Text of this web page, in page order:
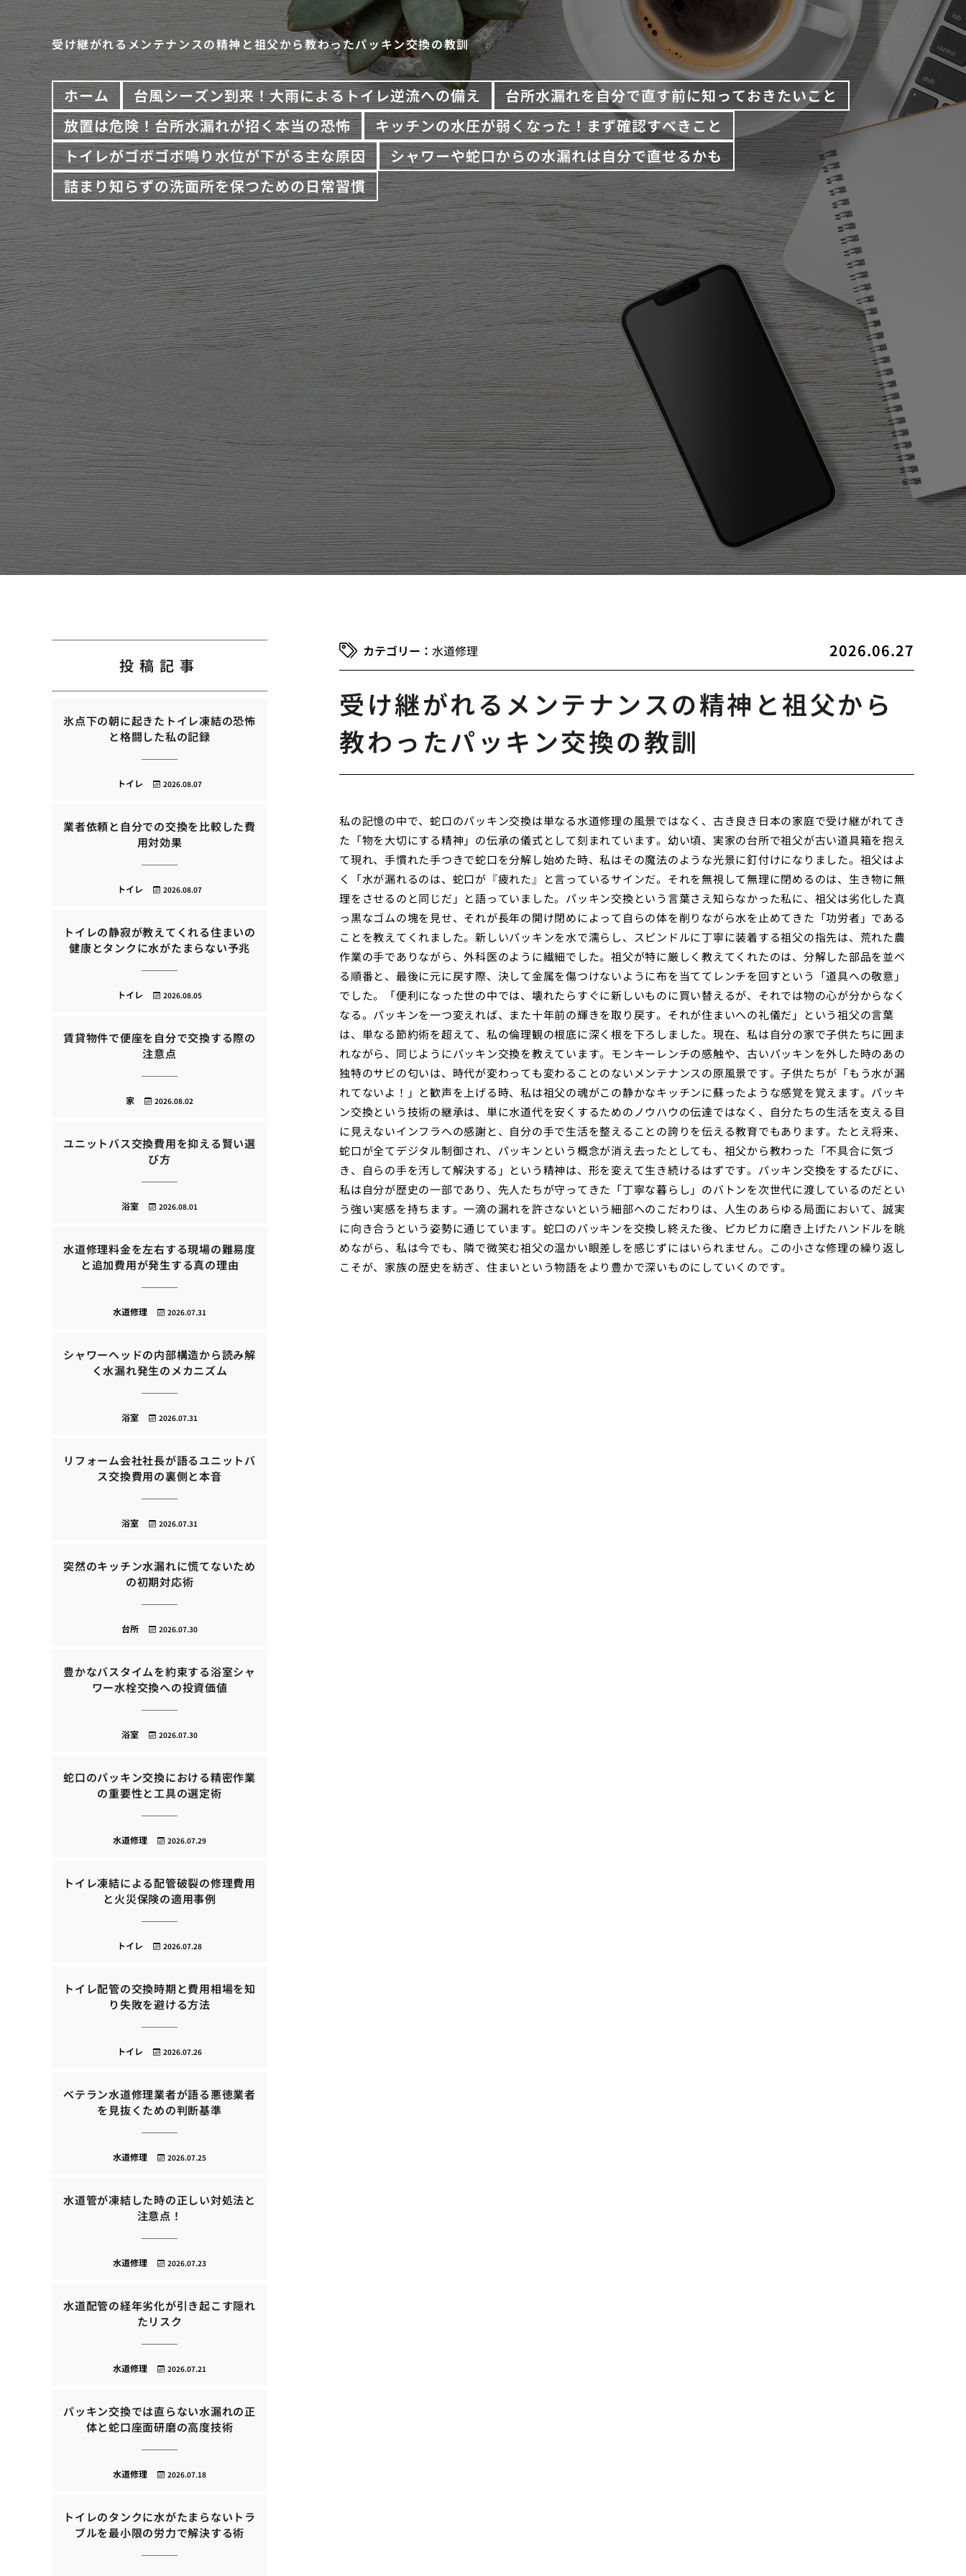
受け継がれるメンテナンスの精神と祖父から教わったパッキン交換の教訓
ホーム 台風シーズン到来！大雨によるトイレ逆流への備え
台所水漏れを自分で直す前に知っておきたいこと
放置は危険！台所水漏れが招く本当の恐怖
キッチンの水圧が弱くなった！まず確認すべきこと
トイレがゴボゴボ鳴り水位が下がる主な原因
シャワーや蛇口からの水漏れは自分で直せるかも
詰まり知らずの洗面所を保つための日常習慣
2026.06.27
水道修理
受け継がれるメンテナンスの精神と祖父から
教わったパッキン交換の教訓
私の記憶の中で、蛇口のパッキン交換は単なる水道修理の風景ではなく、古き良き日本の家庭で受け継がれてき
た「物を大切にする精神」の伝承の儀式として刻まれています。幼い頃、実家の台所で祖父が古い道具箱を抱え
て現れ、手慣れた手つきで蛇口を分解し始めた時、私はその魔法のような光景に釘付けになりました。祖父はよ
く「水が漏れるのは、蛇口が『疲れた』と言っているサインだ。それを無視して無理に閉めるのは、生き物に無
理をさせるのと同じだ」と語っていました。パッキン交換という言葉さえ知らなかった私に、祖父は劣化した真
っ黒なゴムの塊を見せ、それが長年の開け閉めによって自らの体を削りながら水を止めてきた「功労者」である
ことを教えてくれました。新しいパッキンを水で濡らし、スピンドルに丁寧に装着する祖父の指先は、荒れた農
作業の手でありながら、外科医のように繊細でした。祖父が特に厳しく教えてくれたのは、分解した部品を並べ
る順番と、最後に元に戻す際、決して金属を傷つけないように布を当ててレンチを回すという「道具への敬意」
でした。「便利になった世の中では、壊れたらすぐに新しいものに買い替えるが、それでは物の心が分からなく
なる。パッキンを一つ変えれば、また十年前の輝きを取り戻す。それが住まいへの礼儀だ」という祖父の言葉
は、単なる節約術を超えて、私の倫理観の根底に深く根を下ろしました。現在、私は自分の家で子供たちに囲ま
れながら、同じようにパッキン交換を教えています。モンキーレンチの感触や、古いパッキンを外した時のあの
独特のサビの匂いは、時代が変わっても変わることのないメンテナンスの原風景です。子供たちが「もう水が漏
れてないよ！」と歓声を上げる時、私は祖父の魂がこの静かなキッチンに蘇ったような感覚を覚えます。パッキ
ン交換という技術の継承は、単に水道代を安くするためのノウハウの伝達ではなく、自分たちの生活を支える目
に見えないインフラへの感謝と、自分の手で生活を整えることの誇りを伝える教育でもあります。たとえ将来、
蛇口が全てデジタル制御され、パッキンという概念が消え去ったとしても、祖父から教わった「不具合に気づ
き、自らの手を汚して解決する」という精神は、形を変えて生き続けるはずです。パッキン交換をするたびに、
私は自分が歴史の一部であり、先人たちが守ってきた「丁寧な暮らし」のバトンを次世代に渡しているのだとい
う強い実感を持ちます。一滴の漏れを許さないという細部へのこだわりは、人生のあらゆる局面において、誠実
に向き合うという姿勢に通じています。蛇口のパッキンを交換し終えた後、ピカピカに磨き上げたハンドルを眺
めながら、私は今でも、隣で微笑む祖父の温かい眼差しを感じずにはいられません。この小さな修理の繰り返し
こそが、家族の歴史を紡ぎ、住まいという物語をより豊かで深いものにしていくのです。
投稿記事
氷点下の朝に起きたトイレ凍結の恐怖
と格闘した私の記録
2026.08.07
トイレ
業者依頼と自分での交換を比較した費
用対効果
2026.08.07
トイレ
トイレの静寂が教えてくれる住まいの
健康とタンクに水がたまらない予兆
2026.08.05
トイレ
賃貸物件で便座を自分で交換する際の
注意点
2026.08.02
家
ユニットバス交換費用を抑える賢い選
び方
2026.08.01
浴室
水道修理料金を左右する現場の難易度
と追加費用が発生する真の理由
2026.07.31
水道修理
シャワーヘッドの内部構造から読み解
く水漏れ発生のメカニズム
2026.07.31
浴室
リフォーム会社社長が語るユニットバ
ス交換費用の裏側と本音
2026.07.31
浴室
突然のキッチン水漏れに慌てないため
の初期対応術
2026.07.30
台所
豊かなバスタイムを約束する浴室シャ
ワー水栓交換への投資価値
2026.07.30
浴室
蛇口のパッキン交換における精密作業
の重要性と工具の選定術
2026.07.29
水道修理
トイレ凍結による配管破裂の修理費用
と火災保険の適用事例
2026.07.28
トイレ
トイレ配管の交換時期と費用相場を知
り失敗を避ける方法
2026.07.26
トイレ
ベテラン水道修理業者が語る悪徳業者
を見抜くための判断基準
2026.07.25
水道修理
水道管が凍結した時の正しい対処法と
注意点！
2026.07.23
水道修理
水道配管の経年劣化が引き起こす隠れ
たリスク
2026.07.21
水道修理
パッキン交換では直らない水漏れの正
体と蛇口座面研磨の高度技術
2026.07.18
水道修理
トイレのタンクに水がたまらないトラ
ブルを最小限の労力で解決する術